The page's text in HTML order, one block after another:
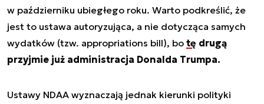
w październiku ubiegłego roku. Warto podkreślić, że
jest to ustawa autoryzująca, a nie dotycząca samych
wydatków (tzw. appropriations bill), bo tę drugą
przyjmie już administracja Donalda Trumpa.
Ustawy NDAA wyznaczają jednak kierunki polityki